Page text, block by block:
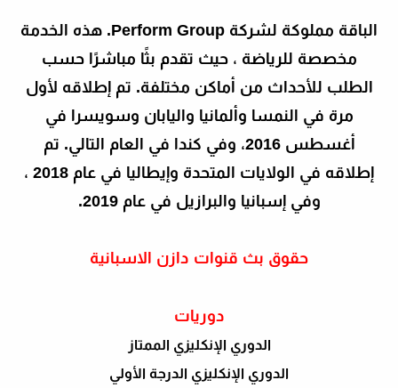
الباقة مملوكة لشركة Perform Group. هذه الخدمة
مخصصة للرياضة ، حيث تقدم بثًا مباشرًا حسب
الطلب للأحداث من أماكن مختلفة. تم إطلاقه لأول
مرة في النمسا وألمانيا واليابان وسويسرا في
أغسطس 2016، وفي كندا في العام التالي. تم
إطلاقه في الولايات المتحدة وإيطاليا في عام 2018 ،
وفي إسبانيا والبرازيل في عام 2019.
حقوق بث قنوات دازن الاسبانية
دوريات
الدوري الإنكليزي الممتاز
الدوري الإنكليزي الدرجة الأولي